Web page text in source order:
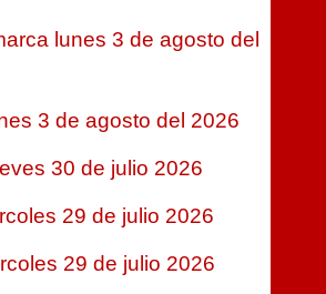
lunes 3 de agosto del
3 de agosto del 2026
30 de julio 2026
29 de julio 2026
29 de julio 2026